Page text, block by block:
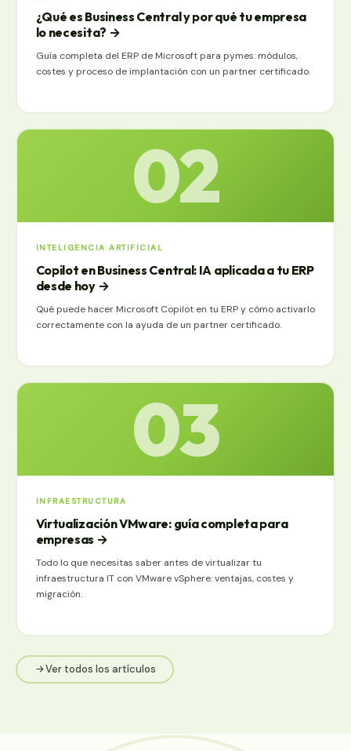
¿Qué es Business Central y por qué tu empresa
lo necesita? →
Guía completa del ERP de Microsoft para pymes: módulos,
costes y proceso de implantación con un partner certificado.
02
INTELIGENCIA ARTIFICIAL
Copilot en Business Central: IA aplicada a tu ERP
desde hoy →
Qué puede hacer Microsoft Copilot en tu ERP y cómo activarlo
correctamente con la ayuda de un partner certificado.
03
INFRAESTRUCTURA
Virtualización VMware: guía completa para
empresas →
Todo lo que necesitas saber antes de virtualizar tu
infraestructura IT con VMware vSphere: ventajas, costes y
migración.
Ver todos los artículos